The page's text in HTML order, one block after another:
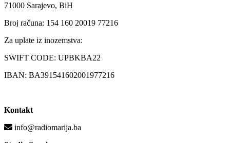
71000 Sarajevo, BiH
Broj računa: 154 160 20019 77216
Za uplate iz inozemstva:
SWIFT CODE: UPBKBA22
IBAN: BA391541602001977216
Kontakt
info@radiomarija.ba